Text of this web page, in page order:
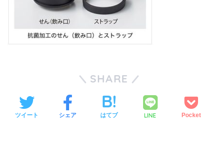
SHARE
ツイート シェア はてブ LINE Pocket